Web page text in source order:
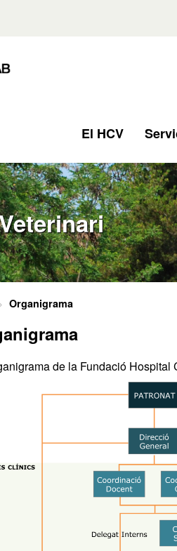
El HCV
Organigrama
de la Fundació Hospital